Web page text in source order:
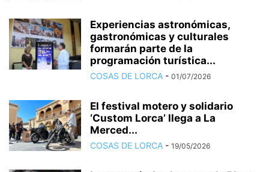
Experiencias astronómicas,
gastronómicas y culturales
formarán parte de la
programación turística...
COSAS DE LORCA - 01/07/2026
El festival motero y solidario
‘Custom Lorca’ llega a La
Merced...
COSAS DE LORCA - 19/05/2026